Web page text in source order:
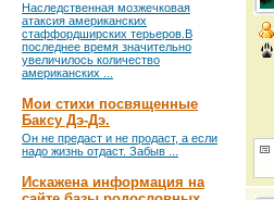
Наследственная мозжечковая
атаксия американских
стаффордширских терьеров.В
последнее время значительно
увеличилось количество
американских ...
Мои стихи посвященные
Баксу Дэ-Дэ.
Он не предаст и не продаст, а если
надо жизнь отдаст. Забыв ...
Искажена информация на